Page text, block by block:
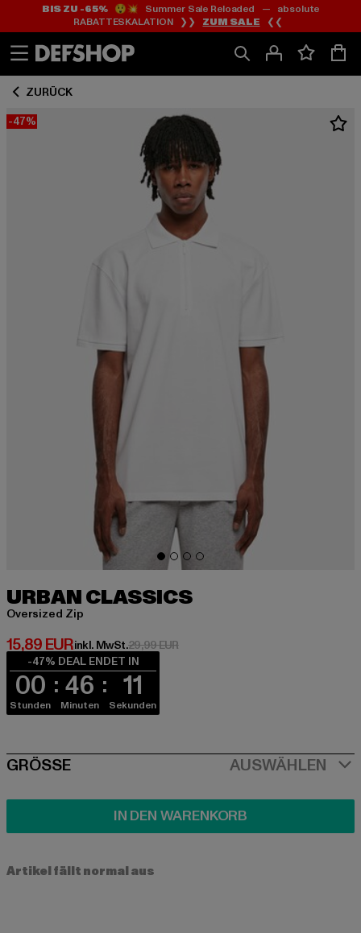
Zum
Inhalt
springen
Zum
Fußzeile
springen
BIS ZU -65%😲💥 Summer Sale Reloaded — absolute
RABATTESKALATION ❯❯ ZUM SALE ❮❮
ZURÜCK
-47%
URBAN CLASSICS
Oversized Zip
15,89 EUR
Derzeitiger Preis: 15,89 EUR
inkl. MwSt.29,99 EURAktionspreis: 29,99 EUR
-47% DEAL ENDET IN
00
Stunden
46
Minuten
10
Sekunden
SIZE
GRÖSSE AUSWÄHLEN
IN DEN WARENKORB
Artikel fällt normal aus